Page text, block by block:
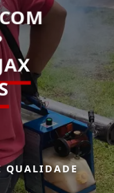
QUALIDADE